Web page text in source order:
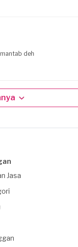
deh
Jasa